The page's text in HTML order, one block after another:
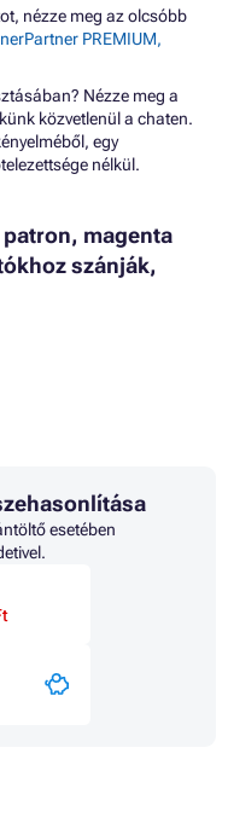
nézze meg az olcsóbb
PREMIUM,
Nézze meg a
közvetlenül a chaten.
egy
nélkül.
patron, magenta
szánják,
esetében